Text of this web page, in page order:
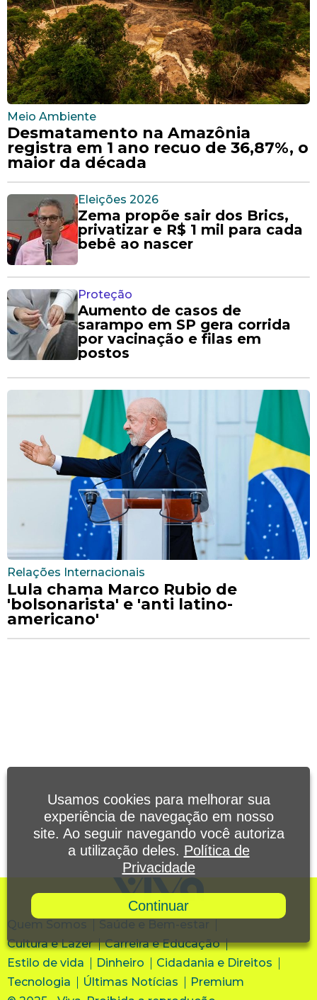
Meio Ambiente
Desmatamento na Amazônia
registra em 1 ano recuo de 36,87%, o
maior da década
Eleições 2026
Zema propõe sair dos Brics,
privatizar e R$ 1 mil para cada
bebê ao nascer
Proteção
Aumento de casos de
sarampo em SP gera corrida
por vacinação e filas em
postos
Relações Internacionais
Lula chama Marco Rubio de
'bolsonarista' e 'anti latino-
americano'
Quem Somos
Saúde e Bem-estar
Cultura e Lazer
Carreira e Educação
Estilo de vida
Dinheiro
Cidadania e Direitos
Tecnologia
Últimas Notícias
Premium
Usamos cookies para melhorar sua
experiência de navegação em nosso
site. Ao seguir navegando você autoriza
a utilização deles. Política de
Privacidade
Continuar